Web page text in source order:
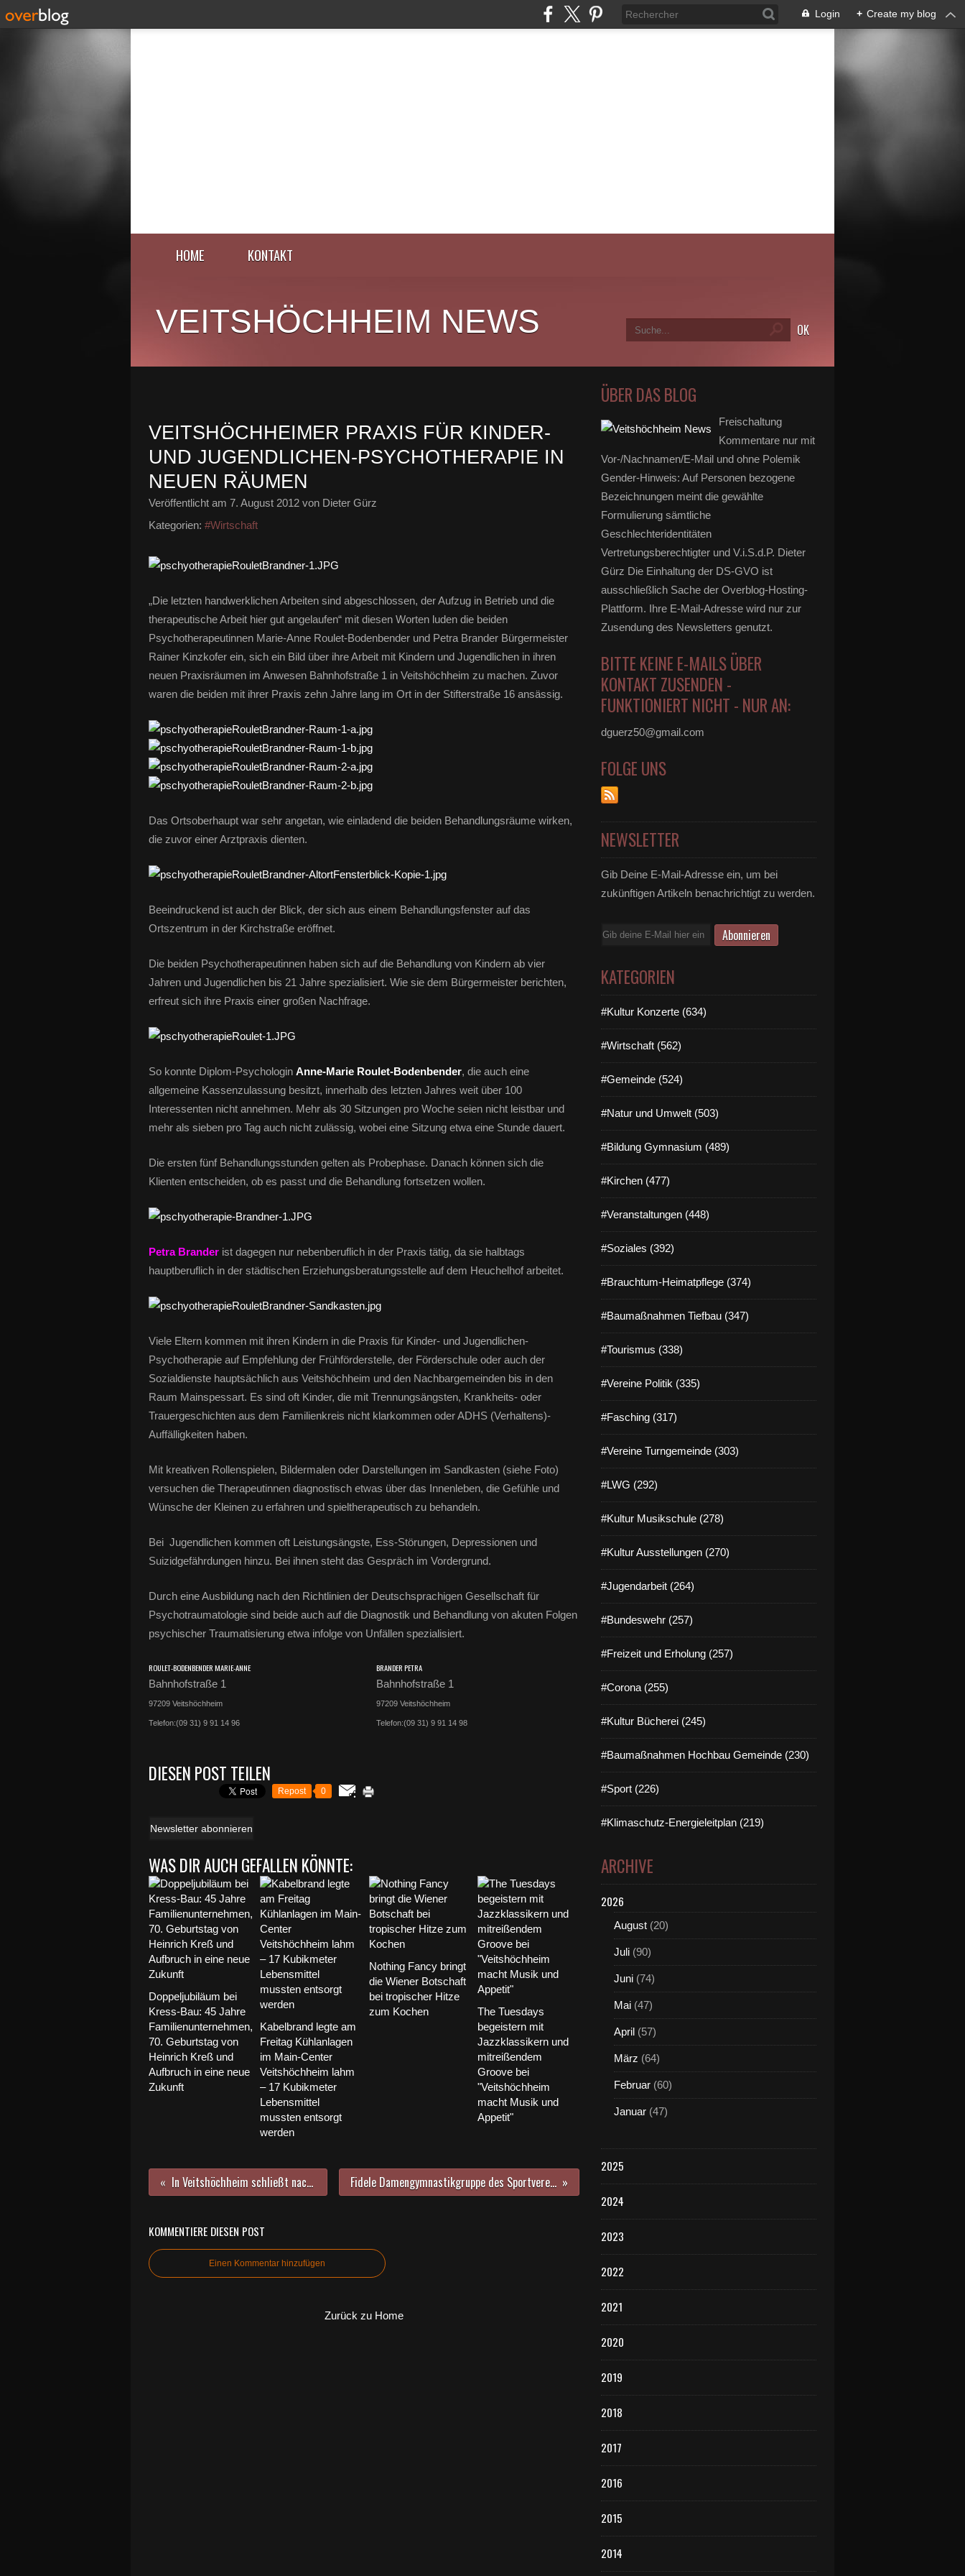
Login + Create my blog
HOME KONTAKT
VEITSHÖCHHEIM NEWS
VEITSHÖCHHEIMER PRAXIS FÜR KINDER-
UND JUGENDLICHEN-PSYCHOTHERAPIE IN
NEUEN RÄUMEN
Veröffentlicht am 7. August 2012 von Dieter Gürz
Kategorien: #Wirtschaft
„Die letzten handwerklichen Arbeiten sind abgeschlossen, der Aufzug in Betrieb und die
therapeutische Arbeit hier gut angelaufen“ mit diesen Worten luden die beiden
Psychotherapeutinnen Marie-Anne Roulet-Bodenbender und Petra Brander Bürgermeister
Rainer Kinzkofer ein, sich ein Bild über ihre Arbeit mit Kindern und Jugendlichen in ihren
neuen Praxisräumen im Anwesen Bahnhofstraße 1 in Veitshöchheim zu machen. Zuvor
waren die beiden mit ihrer Praxis zehn Jahre lang im Ort in der Stifterstraße 16 ansässig.
Das Ortsoberhaupt war sehr angetan, wie einladend die beiden Behandlungsräume wirken,
die zuvor einer Arztpraxis dienten.
Beeindruckend ist auch der Blick, der sich aus einem Behandlungsfenster auf das
Ortszentrum in der Kirchstraße eröffnet.
Die beiden Psychotherapeutinnen haben sich auf die Behandlung von Kindern ab vier
Jahren und Jugendlichen bis 21 Jahre spezialisiert. Wie sie dem Bürgermeister berichten,
erfreut sich ihre Praxis einer großen Nachfrage.
So konnte Diplom-Psychologin Anne-Marie Roulet-Bodenbender, die auch eine
allgemeine Kassenzulassung besitzt, innerhalb des letzten Jahres weit über 100
Interessenten nicht annehmen. Mehr als 30 Sitzungen pro Woche seien nicht leistbar und
mehr als sieben pro Tag auch nicht zulässig, wobei eine Sitzung etwa eine Stunde dauert.
Die ersten fünf Behandlungsstunden gelten als Probephase. Danach können sich die
Klienten entscheiden, ob es passt und die Behandlung fortsetzen wollen.
Petra Brander ist dagegen nur nebenberuflich in der Praxis tätig, da sie halbtags
hauptberuflich in der städtischen Erziehungsberatungsstelle auf dem Heuchelhof arbeitet.
Viele Eltern kommen mit ihren Kindern in die Praxis für Kinder- und Jugendlichen-
Psychotherapie auf Empfehlung der Frühförderstelle, der Förderschule oder auch der
Sozialdienste hauptsächlich aus Veitshöchheim und den Nachbargemeinden bis in den
Raum Mainspessart. Es sind oft Kinder, die mit Trennungsängsten, Krankheits- oder
Trauergeschichten aus dem Familienkreis nicht klarkommen oder ADHS (Verhaltens)-
Auffälligkeiten haben.
Mit kreativen Rollenspielen, Bildermalen oder Darstellungen im Sandkasten (siehe Foto)
versuchen die Therapeutinnen diagnostisch etwas über das Innenleben, die Gefühle und
Wünsche der Kleinen zu erfahren und spieltherapeutisch zu behandeln.
Bei Jugendlichen kommen oft Leistungsängste, Ess-Störungen, Depressionen und
Suizidgefährdungen hinzu. Bei ihnen steht das Gespräch im Vordergrund.
Durch eine Ausbildung nach den Richtlinien der Deutschsprachigen Gesellschaft für
Psychotraumatologie sind beide auch auf die Diagnostik und Behandlung von akuten Folgen
psychischer Traumatisierung etwa infolge von Unfällen spezialisiert.
ROULET-BODENBENDER MARIE-ANNE
Bahnhofstraße 1
97209 Veitshöchheim
Telefon:(09 31) 9 91 14 96
BRANDER PETRA
Bahnhofstraße 1
97209 Veitshöchheim
Telefon:(09 31) 9 91 14 98
DIESEN POST TEILEN
Repost 0
Newsletter abonnieren
WAS DIR AUCH GEFALLEN KÖNNTE:
Doppeljubiläum bei
Kress-Bau: 45 Jahre
Familienunternehmen,
70. Geburtstag von
Heinrich Kreß und
Aufbruch in eine neue
Zukunft
Kabelbrand legte am
Freitag Kühlanlagen
im Main-Center
Veitshöchheim lahm
– 17 Kubikmeter
Lebensmittel
mussten entsorgt
werden
Nothing Fancy bringt
die Wiener Botschaft
bei tropischer Hitze
zum Kochen
The Tuesdays
begeistern mit
Jazzklassikern und
mitreißendem
Groove bei
"Veitshöchheim
macht Musik und
Appetit"
In Veitshöchheim schließt nach "Schlecker" nun auch "Ihr Platz" Fidele Damengymnastikgruppe des Sportvereins feiert am 18. August 50jähriges Bestehen
KOMMENTIERE DIESEN POST
Einen Kommentar hinzufügen
Zurück zu Home
ÜBER DAS BLOG
Freischaltung
Kommentare nur mit
Vor-/Nachnamen/E-Mail und ohne Polemik
Gender-Hinweis: Auf Personen bezogene
Bezeichnungen meint die gewählte
Formulierung sämtliche
Geschlechteridentitäten
Vertretungsberechtigter und V.i.S.d.P. Dieter
Gürz Die Einhaltung der DS-GVO ist
ausschließlich Sache der Overblog-Hosting-
Plattform. Ihre E-Mail-Adresse wird nur zur
Zusendung des Newsletters genutzt.
BITTE KEINE E-MAILS ÜBER
KONTAKT ZUSENDEN -
FUNKTIONIERT NICHT - NUR AN:
dguerz50@gmail.com
FOLGE UNS
NEWSLETTER
Gib Deine E-Mail-Adresse ein, um bei
zukünftigen Artikeln benachrichtigt zu werden.
E-
KATEGORIEN
#Kultur Konzerte (634)
#Wirtschaft (562)
#Gemeinde (524)
#Natur und Umwelt (503)
#Bildung Gymnasium (489)
#Kirchen (477)
#Veranstaltungen (448)
#Soziales (392)
#Brauchtum-Heimatpflege (374)
#Baumaßnahmen Tiefbau (347)
#Tourismus (338)
#Vereine Politik (335)
#Fasching (317)
#Vereine Turngemeinde (303)
#LWG (292)
#Kultur Musikschule (278)
#Kultur Ausstellungen (270)
#Jugendarbeit (264)
#Bundeswehr (257)
#Freizeit und Erholung (257)
#Corona (255)
#Kultur Bücherei (245)
#Baumaßnahmen Hochbau Gemeinde (230)
#Sport (226)
#Klimaschutz-Energieleitplan (219)
ARCHIVE
2026
August (20)
Juli (90)
Juni (74)
Mai (47)
April (57)
März (64)
Februar (60)
Januar (47)
2025
2024
2023
2022
2021
2020
2019
2018
2017
2016
2015
2014